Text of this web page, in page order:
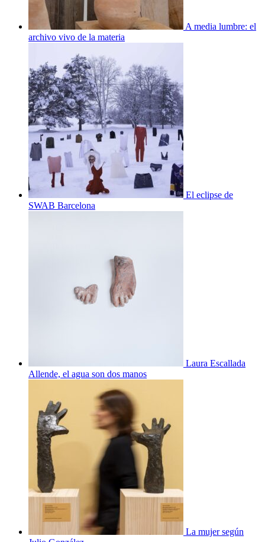
A media lumbre: el
archivo vivo de la materia
El eclipse de
SWAB Barcelona
Laura Escallada
Allende, el agua son dos manos
La mujer según